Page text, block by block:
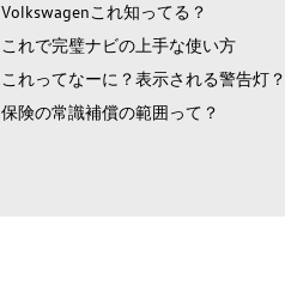
Volkswagenこれ知ってる？
これで完璧ナビの上手な使い方
これってなーに？表示される警告灯？
保険の常識補償の範囲って？